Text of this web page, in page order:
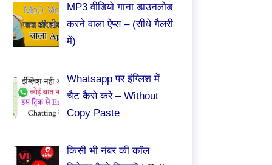
MP3 वीडियो गाना डाउनलोड
करने वाला ऐप्स – (सीधे गैलरी
में)
Whatsapp पर इंग्लिश में
चैट कैसे करे – Without
Copy Paste
किसी भी नंबर की कॉल